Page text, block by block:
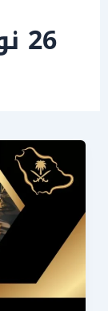
26 نوفمبر، 2024